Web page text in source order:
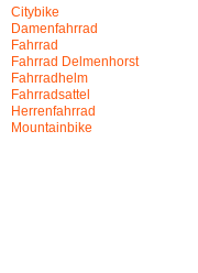
Citybike
Damenfahrrad
Fahrrad
Fahrrad Delmenhorst
Fahrradhelm
Fahrradsattel
Herrenfahrrad
Mountainbike